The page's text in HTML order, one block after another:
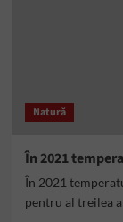
Natură
În 2021
În 2021
pentru al treilea